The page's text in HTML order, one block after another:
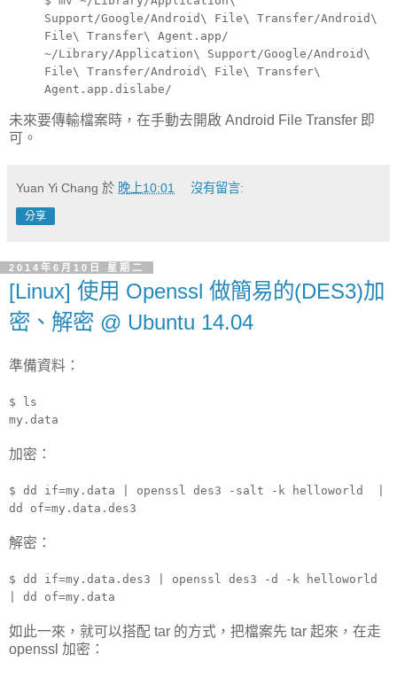
Support/Google/Android\ File\ Transfer/Android\
File\ Transfer\ Agent.app/
~/Library/Application\ Support/Google/Android\
File\ Transfer/Android\ File\ Transfer\
Agent.app.dislabe/
未來要傳輸檔案時，在手動去開啟 Android File Transfer 即
可。
Yuan Yi Chang 於 晚上10:01 沒有留言:
分享
2014年6月10日 星期二
[Linux] 使用 Openssl 做簡易的(DES3)加
密、解密 @ Ubuntu 14.04
準備資料：
$ ls
my.data
加密：
$ dd if=my.data | openssl des3 -salt -k helloworld |
dd of=my.data.des3
解密：
$ dd if=my.data.des3 | openssl des3 -d -k helloworld
| dd of=my.data
如此一來，就可以搭配 tar 的方式，把檔案先 tar 起來，在走
openssl 加密：